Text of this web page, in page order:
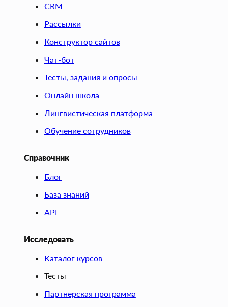
CRM
Рассылки
Конструктор сайтов
Чат-бот
Тесты, задания и опросы
Онлайн школа
Лингвистическая платформа
Обучение сотрудников
Справочник
Блог
База знаний
API
Исследовать
Каталог курсов
Тесты
Партнерская программа